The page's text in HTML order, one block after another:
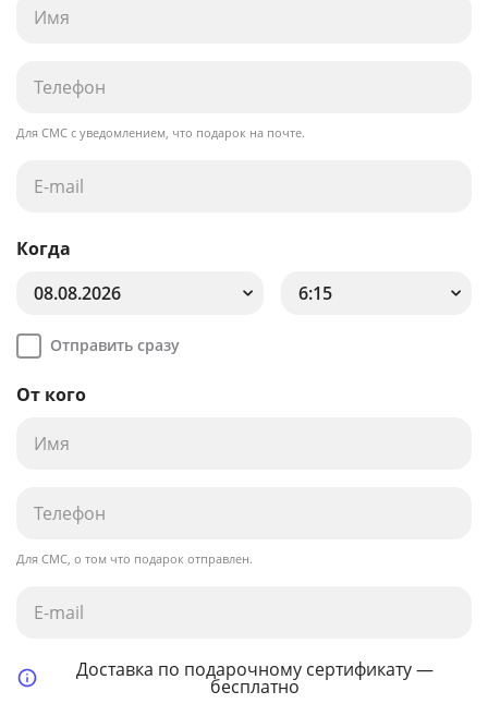
Для СМС с уведомлением, что подарок на почте.
Когда
08.08.2026
6:15
Отправить сразу
От кого
Для СМС, о том что подарок отправлен.
Доставка по подарочному сертификату —
бесплатно